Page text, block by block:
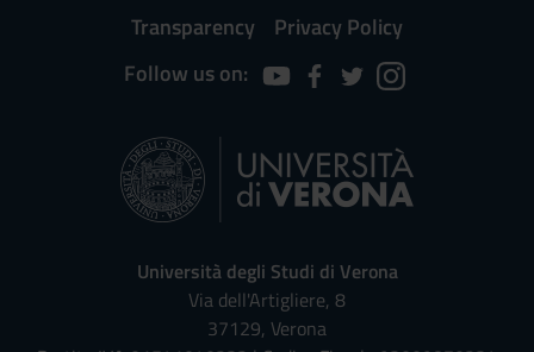
Transparency
Privacy Policy
Follow us on:
Università degli Studi di Verona
Via dell'Artigliere, 8
37129, Verona